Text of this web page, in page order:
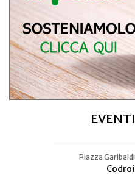
Piazza
Area
A